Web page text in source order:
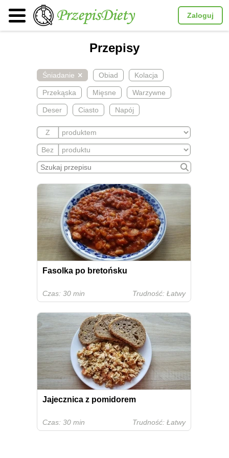
Zaloguj
Przepisy
Śniadanie Obiad Kolacja
Przekąska Mięsne Warzywne
Deser Ciasto Napój
Z
Bez
Fasolka po bretońsku
Czas: 30 min Trudność: Łatwy
Jajecznica z pomidorem
Czas: 30 min Trudność: Łatwy